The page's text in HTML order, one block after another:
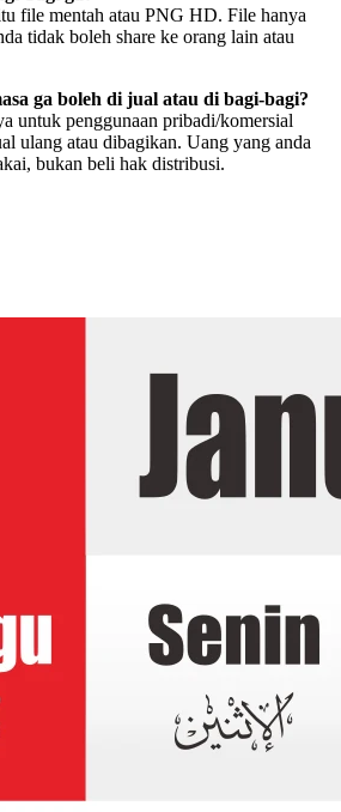
file mentah atau PNG HD. File hanya
tidak boleh share ke orang lain atau
ga boleh di jual atau di bagi-bagi?
untuk penggunaan pribadi/komersial
ulang atau dibagikan. Uang yang anda
bukan beli hak distribusi.